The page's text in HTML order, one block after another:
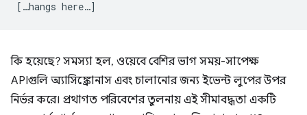
কি হয়েছে? সমস্যা হল, ওয়েবে বেশির ভাগ সময়-সাপেক্ষ
APIগুলি অ্যাসিঙ্ক্রোনাস এবং চালানোর জন্য ইভেন্ট লুপের উপর
নির্ভর করে। প্রথাগত পরিবেশের তুলনায় এই সীমাবদ্ধতা একটি